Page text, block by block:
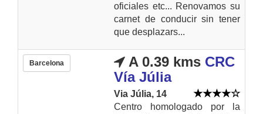
oficiales etc... Renovamos su
carnet de conducir sin tener
que desplazars...
Barcelona A 0.39 kms CRC
Vía Júlia
Via Júlia, 14
Centro homologado por la